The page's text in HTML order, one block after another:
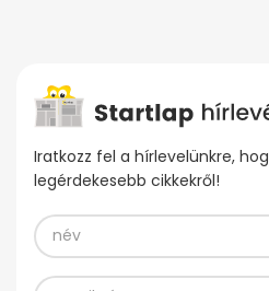
Iratkozz fel a hírlevelünkre,
legérdekesebb cikkekről!